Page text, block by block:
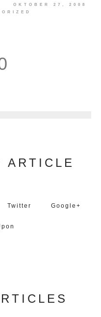
OKTOBER 27, 2008
ARTICLE
Twitter Google+